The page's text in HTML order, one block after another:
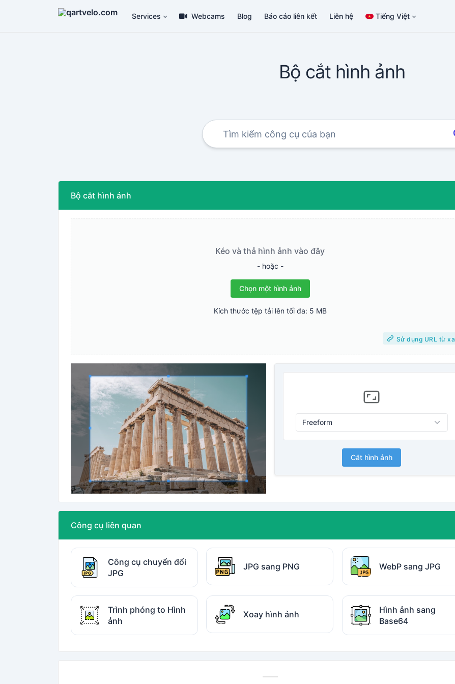
Services Webcams Blog Báo cáo liên kết Liên hệ Tiếng Việt
Bộ cắt hình ảnh
Bộ cắt hình ảnh
Kéo và thả hình ảnh vào đây
- hoặc -
Chọn một hình ảnh
Kích thước tệp tải lên tối đa: 5 MB
Sử dụng URL từ xa
Cắt hình ảnh
Công cụ liên quan
Công cụ chuyển đổi
JPG
JPG sang PNG WebP sang JPG
Trình phóng to Hình
ảnh
Xoay hình ảnh
Hình ảnh sang
Base64